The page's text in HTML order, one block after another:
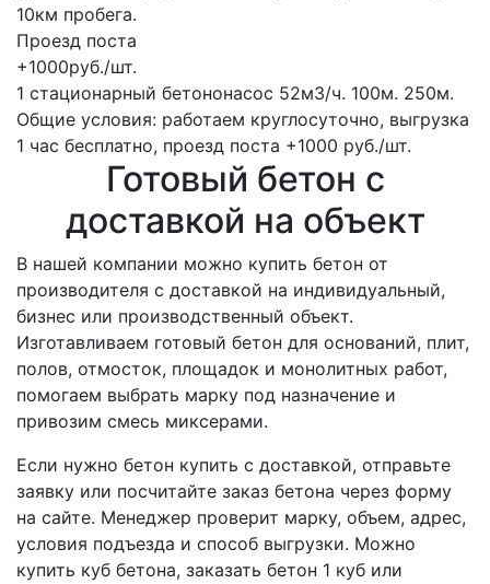
10км пробега.
Проезд поста
+1000руб./шт.
1 стационарный бетононасос 52м3/ч. 100м. 250м.
Общие условия: работаем круглосуточно, выгрузка
1 час бесплатно, проезд поста +1000 руб./шт.
Готовый бетон с
доставкой на объект
В нашей компании можно купить бетон от
производителя с доставкой на индивидуальный,
бизнес или производственный объект.
Изготавливаем готовый бетон для оснований, плит,
полов, отмосток, площадок и монолитных работ,
помогаем выбрать марку под назначение и
привозим смесь миксерами.
Если нужно бетон купить с доставкой, отправьте
заявку или посчитайте заказ бетона через форму
на сайте. Менеджер проверит марку, объем, адрес,
условия подъезда и способ выгрузки. Можно
купить куб бетона, заказать бетон 1 куб или